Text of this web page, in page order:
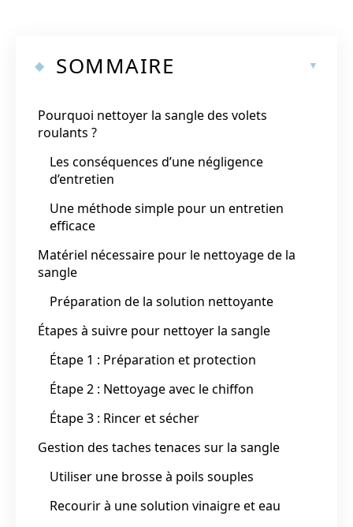
SOMMAIRE
Pourquoi nettoyer la sangle des volets
roulants ?
Les conséquences d’une négligence
d’entretien
Une méthode simple pour un entretien
efficace
Matériel nécessaire pour le nettoyage de la
sangle
Préparation de la solution nettoyante
Étapes à suivre pour nettoyer la sangle
Étape 1 : Préparation et protection
Étape 2 : Nettoyage avec le chiffon
Étape 3 : Rincer et sécher
Gestion des taches tenaces sur la sangle
Utiliser une brosse à poils souples
Recourir à une solution vinaigre et eau